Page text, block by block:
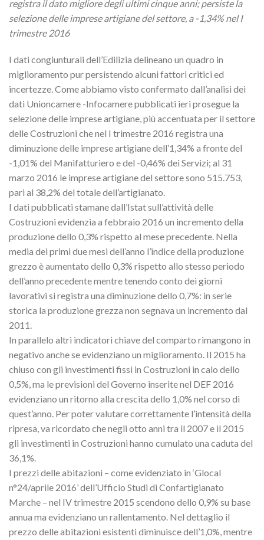
registra il dato migliore degli ultimi cinque anni; persiste la
selezione delle imprese artigiane del settore, a -1,34% nel I
trimestre 2016
I dati congiunturali dell’Edilizia delineano un quadro in
miglioramento pur persistendo alcuni fattori critici ed
incertezze. Come abbiamo visto confermato dall’analisi dei
dati Unioncamere -Infocamere pubblicati ieri prosegue la
selezione delle imprese artigiane, più accentuata per il settore
delle Costruzioni che nel I trimestre 2016 registra una
diminuzione delle imprese artigiane dell’1,34% a fronte del
-1,01% del Manifatturiero e del -0,46% dei Servizi; al 31
marzo 2016 le imprese artigiane del settore sono 515.753,
pari al 38,2% del totale dell’artigianato.
I dati pubblicati stamane dall’Istat sull’attività delle
Costruzioni evidenzia a febbraio 2016 un incremento della
produzione dello 0,3% rispetto al mese precedente. Nella
media dei primi due mesi dell’anno l’indice della produzione
grezzo è aumentato dello 0,3% rispetto allo stesso periodo
dell’anno precedente mentre tenendo conto dei giorni
lavorativi si registra una diminuzione dello 0,7%: in serie
storica la produzione grezza non segnava un incremento dal
2011.
In parallelo altri indicatori chiave del comparto rimangono in
negativo anche se evidenziano un miglioramento. Il 2015 ha
chiuso con gli investimenti fissi in Costruzioni in calo dello
0,5%, ma le previsioni del Governo inserite nel DEF 2016
evidenziano un ritorno alla crescita dello 1,0% nel corso di
quest’anno. Per poter valutare correttamente l’intensità della
ripresa, va ricordato che negli otto anni tra il 2007 e il 2015
gli investimenti in Costruzioni hanno cumulato una caduta del
36,1%.
I prezzi delle abitazioni – come evidenziato in ‘Glocal
n°24/aprile 2016’ dell’Ufficio Studi di Confartigianato
Marche – nel IV trimestre 2015 scendono dello 0,9% su base
annua ma evidenziano un rallentamento. Nel dettaglio il
prezzo delle abitazioni esistenti diminuisce dell’1,0%, mentre